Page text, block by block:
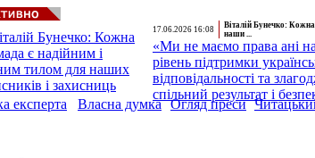
17.06.2026 16:08
Віталій Бунечко:
наши ...
«Ми не маємо права ані
рівень підтримки
відповідальності та
спільний результат і
експерта Власна думка Огляд преси